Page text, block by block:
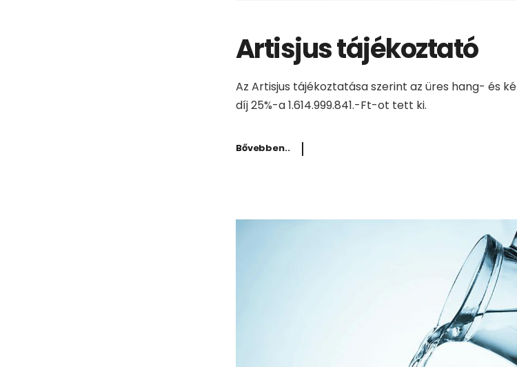
Artisjus tájékoztató
Az Artisjus tájékoztatása szerint az üres hang- és
díj 25%-a 1.614.999.841.-Ft-ot tett ki.
Bővebben..